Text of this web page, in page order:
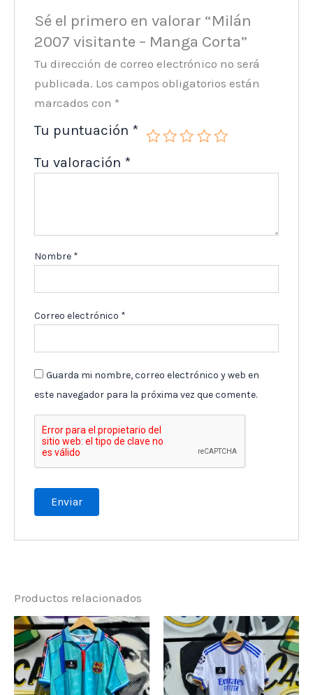
Sé el primero en valorar “Milán
2007 visitante – Manga Corta”
Tu dirección de correo electrónico no será
publicada. Los campos obligatorios están
marcados con *
Tu puntuación *
Tu valoración *
Nombre *
Correo electrónico *
Guarda mi nombre, correo electrónico y web en
este navegador para la próxima vez que comente.
Productos relacionados